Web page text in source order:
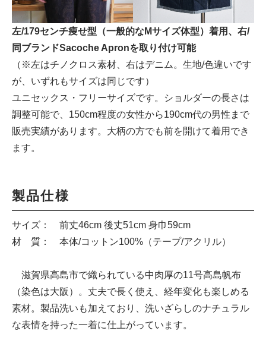
左/179センチ痩せ型（一般的なMサイズ体型）着用、右/
同ブランドSacoche Apronを取り付け可能
（※左はチノクロス素材、右はデニム。生地/色違いです
が、いずれもサイズは同じです）
ユニセックス・フリーサイズです。ショルダーの長さは
調整可能で、150cm程度の女性から190cm代の男性まで
販売実績があります。大柄の方でも前を開けて着用でき
ます。
製品仕様
サイズ： 前丈46cm 後丈51cm 身巾59cm
材 質： 本体/コットン100%（テープ/アクリル）
滋賀県高島市で織られている中肉厚の11号高島帆布
（染色は大阪）。丈夫で長く使え、経年変化も楽しめる
素材。製品洗いも加えており、洗いざらしのナチュラル
な表情を持った一着に仕上がっています。